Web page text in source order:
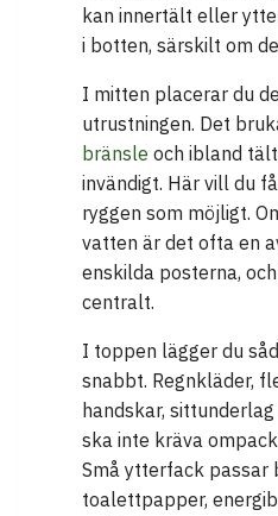
kan innertält eller
i botten, särskilt om
I mitten placerar du
utrustningen. Det
bränsle och ibland
invändigt. Här vill du
ryggen som möjligt.
vatten är det ofta en
enskilda posterna,
centralt.
I toppen lägger du
snabbt. Regnkläder,
handskar,
ska inte kräva
Små ytterfack passar
toalettpapper,